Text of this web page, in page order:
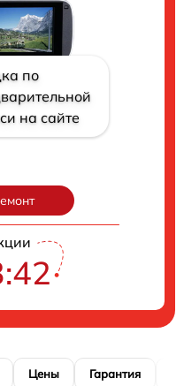
по
на сайте
Цены Гарантия